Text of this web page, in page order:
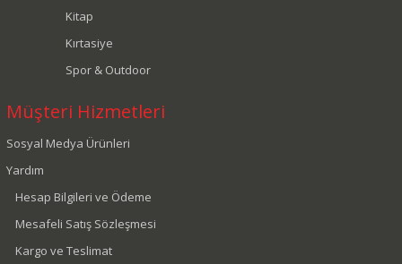
Kitap
Kırtasiye
Spor & Outdoor
Müşteri Hizmetleri
Sosyal Medya Ürünleri
Yardım
Hesap Bilgileri ve Ödeme
Mesafeli Satış Sözleşmesi
Kargo ve Teslimat